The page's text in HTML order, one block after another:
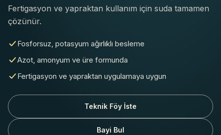
Fertigasyon ve yapraktan kullanım için suda tamamen
çözünür.
Fosforsuz, potasyum ağırlıklı besleme
Azot, amonyum ve üre formunda
Fertigasyon ve yapraktan uygulamaya uygun
Teknik Föy İste
Bayi Bul